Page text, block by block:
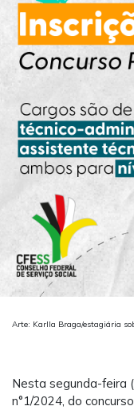
Arte: Karlla Braga/estagiária
Nesta segunda-feira
n°1/2024, do